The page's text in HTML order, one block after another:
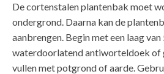
De cortenstalen plantenbak moet
ondergrond. Daarna kan de
aanbrengen. Begin met een laag
waterdoorlatend antiworteldoek of
vullen met potgrond of aarde.